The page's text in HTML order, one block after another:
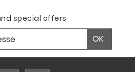
special offers